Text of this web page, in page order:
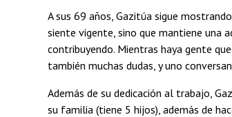
A sus 69 años, Gazitúa sigue
siente vigente, sino que mantiene una
contribuyendo. Mientras haya gente
también muchas dudas, y uno
Además de su dedicación al trabajo,
su familia (tiene 5 hijos), además de